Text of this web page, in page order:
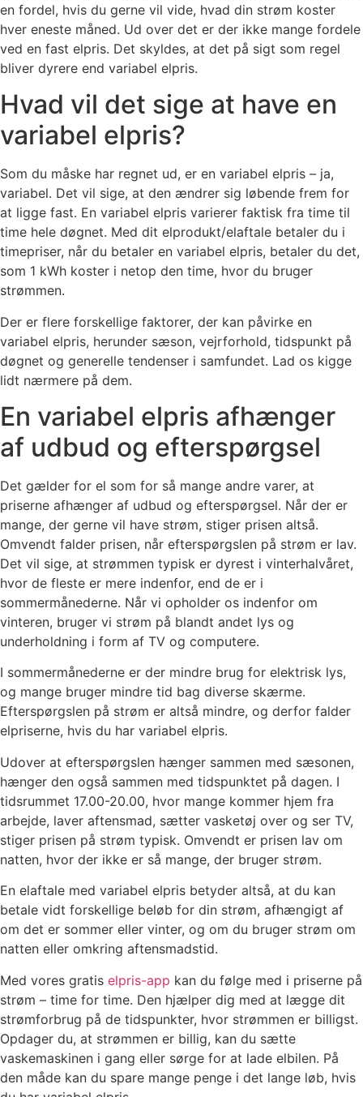
en fordel, hvis du gerne vil vide, hvad din strøm koster
hver eneste måned. Ud over det er der ikke mange fordele
ved en fast elpris. Det skyldes, at det på sigt som regel
bliver dyrere end variabel elpris.
Hvad vil det sige at have en
variabel elpris?
Som du måske har regnet ud, er en variabel elpris – ja,
variabel. Det vil sige, at den ændrer sig løbende frem for
at ligge fast. En variabel elpris varierer faktisk fra time til
time hele døgnet. Med dit elprodukt/elaftale betaler du i
timepriser, når du betaler en variabel elpris, betaler du det,
som 1 kWh koster i netop den time, hvor du bruger
strømmen.
Der er flere forskellige faktorer, der kan påvirke en
variabel elpris, herunder sæson, vejrforhold, tidspunkt på
døgnet og generelle tendenser i samfundet. Lad os kigge
lidt nærmere på dem.
En variabel elpris afhænger
af udbud og efterspørgsel
Det gælder for el som for så mange andre varer, at
priserne afhænger af udbud og efterspørgsel. Når der er
mange, der gerne vil have strøm, stiger prisen altså.
Omvendt falder prisen, når efterspørgslen på strøm er lav.
Det vil sige, at strømmen typisk er dyrest i vinterhalvåret,
hvor de fleste er mere indenfor, end de er i
sommermånederne. Når vi opholder os indenfor om
vinteren, bruger vi strøm på blandt andet lys og
underholdning i form af TV og computere.
I sommermånederne er der mindre brug for elektrisk lys,
og mange bruger mindre tid bag diverse skærme.
Efterspørgslen på strøm er altså mindre, og derfor falder
elpriserne, hvis du har variabel elpris.
Udover at efterspørgslen hænger sammen med sæsonen,
hænger den også sammen med tidspunktet på dagen. I
tidsrummet 17.00-20.00, hvor mange kommer hjem fra
arbejde, laver aftensmad, sætter vasketøj over og ser TV,
stiger prisen på strøm typisk. Omvendt er prisen lav om
natten, hvor der ikke er så mange, der bruger strøm.
En elaftale med variabel elpris betyder altså, at du kan
betale vidt forskellige beløb for din strøm, afhængigt af
om det er sommer eller vinter, og om du bruger strøm om
natten eller omkring aftensmadstid.
Med vores gratis elpris-app kan du følge med i priserne på
strøm – time for time. Den hjælper dig med at lægge dit
strømforbrug på de tidspunkter, hvor strømmen er billigst.
Opdager du, at strømmen er billig, kan du sætte
vaskemaskinen i gang eller sørge for at lade elbilen. På
den måde kan du spare mange penge i det lange løb, hvis